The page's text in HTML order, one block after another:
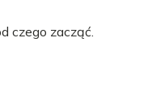
czego zacząć.